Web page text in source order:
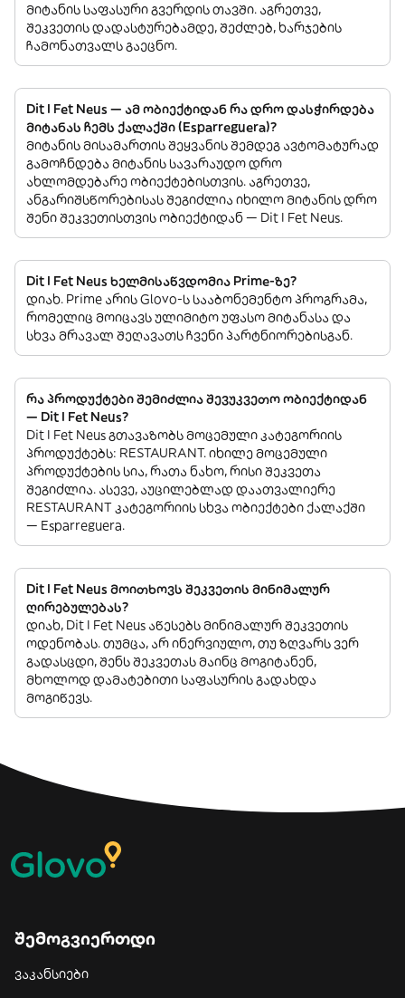
მიტანის საფასური გვერდის თავში. აგრეთვე,
შეკვეთის დადასტურებამდე, შეძლებ, ხარჯების
ჩამონათვალს გაეცნო.
Dit I Fet Neus — ამ ობიექტიდან რა დრო დასჭირდება
მიტანას ჩემს ქალაქში (Esparreguera)?
მიტანის მისამართის შეყვანის შემდეგ ავტომატურად
გამოჩნდება მიტანის სავარაუდო დრო
ახლომდებარე ობიექტებისთვის. აგრეთვე,
ანგარიშსწორებისას შეგიძლია იხილო მიტანის დრო
შენი შეკვეთისთვის ობიექტიდან — Dit I Fet Neus.
Dit I Fet Neus ხელმისაწვდომია Prime-ზე?
დიახ. Prime არის Glovo-ს სააბონემენტო პროგრამა,
რომელიც მოიცავს ულიმიტო უფასო მიტანასა და
სხვა მრავალ შეღავათს ჩვენი პარტნიორებისგან.
რა პროდუქტები შემიძლია შევუკვეთო ობიექტიდან
— Dit I Fet Neus?
Dit I Fet Neus გთავაზობს მოცემული კატეგორიის
პროდუქტებს: RESTAURANT. იხილე მოცემული
პროდუქტების სია, რათა ნახო, რისი შეკვეთა
შეგიძლია. ასევე, აუცილებლად დაათვალიერე
RESTAURANT კატეგორიის სხვა ობიექტები ქალაქში
— Esparreguera.
Dit I Fet Neus მოითხოვს შეკვეთის მინიმალურ
ღირებულებას?
დიახ, Dit I Fet Neus აწესებს მინიმალურ შეკვეთის
ოდენობას. თუმცა, არ ინერვიულო, თუ ზღვარს ვერ
გადასცდი, შენს შეკვეთას მაინც მოგიტანენ,
მხოლოდ დამატებითი საფასურის გადახდა
მოგიწევს.
შემოგვიერთდი
ვაკანსიები